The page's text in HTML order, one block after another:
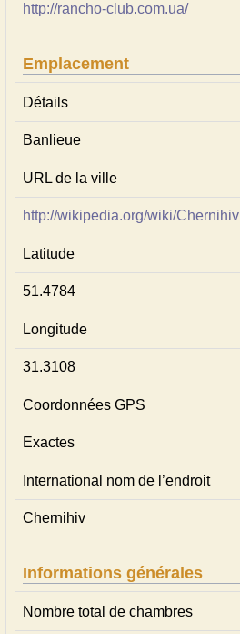
http://rancho-club.com.ua/
Emplacement
Détails
Banlieue
URL de la ville
http://wikipedia.org/wiki/Chernihiv
Latitude
51.4784
Longitude
31.3108
Coordonnées GPS
Exactes
International nom de l’endroit
Chernihiv
Informations générales
Nombre total de chambres